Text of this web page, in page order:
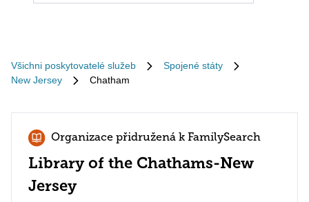
Všichni poskytovatelé služeb
Spojené státy
New Jersey
Chatham
Organizace přidružená k FamilySearch
Library of the Chathams-New
Jersey